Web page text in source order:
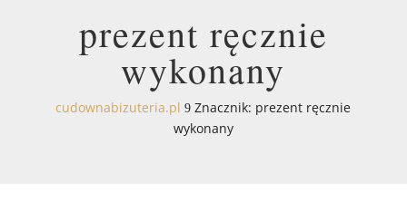
prezent ręcznie
wykonany
cudownabizuteria.pl 9 Znacznik: prezent ręcznie
wykonany